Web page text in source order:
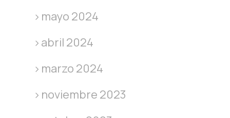
mayo 2024
abril 2024
marzo 2024
noviembre 2023